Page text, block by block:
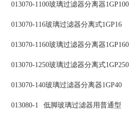
013070-1100玻璃过滤器分离器1GP100
013070-116玻璃过滤器分离式1GP16
013070-1160玻璃过滤器分离器1GP160
013070-1250玻璃过滤器分离式1GP250
013070-140玻璃过滤器分离器1GP40
013080-1 低脚玻璃过滤器用普通型